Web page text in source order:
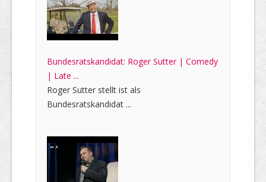
Bundesratskandidat: Roger Sutter | Comedy
| Late ...
Roger Sutter stellt ist als
Bundesratskandidat ...